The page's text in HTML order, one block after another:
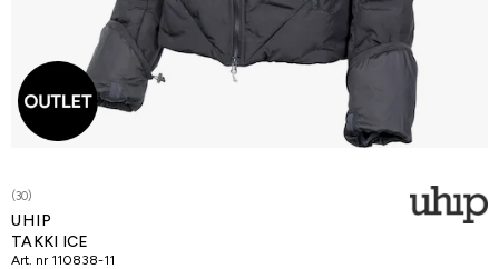
(30)
UHIP
TAKKI ICE
Art. nr 110838-11